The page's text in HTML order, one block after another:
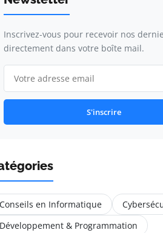
Inscrivez-vous pour recevoir nos
directement dans votre boîte mail.
S'inscrire
en Informatique
& Programmation